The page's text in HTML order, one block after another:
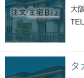
大
タ